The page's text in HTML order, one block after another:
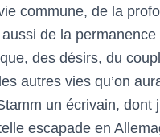
commune, de la
de la
des désirs, du
autres vies qu’on
un écrivain, dont
escapade en